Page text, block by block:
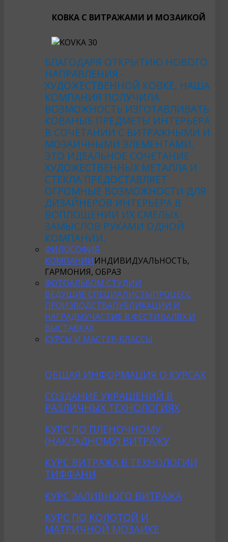
КОВКА С ВИТРАЖАМИ И МОЗАИКОЙ
БЛАГОДАРЯ ОТКРЫТИЮ НОВОГО
НАПРАВЛЕНИЯ -
ХУДОЖЕСТВЕННОЙ КОВКЕ, НАША
КОМПАНИЯ ПОЛУЧИЛА
ВОЗМОЖНОСТЬ ИЗГОТАВЛИВАТЬ
КОВАНЫЕ ПРЕДМЕТЫ ИНТЕРЬЕРА
В СОЧЕТАНИИ С ВИТРАЖНЫМИ И
МОЗАИЧНЫМИ ЭЛЕМЕНТАМИ.
ЭТО ИДЕАЛЬНОЕ СОЧЕТАНИЕ
ХУДОЖЕСТВЕННЫХ МЕТАЛЛА И
СТЕКЛА ПРЕДОСТАВЛЯЕТ
ОГРОМНЫЕ ВОЗМОЖНОСТИ ДЛЯ
ДИЗАЙНЕРОВ ИНТЕРЬЕРА В
ВОПЛОЩЕНИИ ИХ СМЕЛЫХ
ЗАМЫСЛОВ РУКАМИ ОДНОЙ
КОМПАНИИ.
ФИЛОСОФИЯ
КОМПАНИИИНДИВИДУАЛЬНОСТЬ,
ГАРМОНИЯ, ОБРАЗ
ФОТОАЛЬБОМ СТУДИИ
ВЕДУЩИЕ СПЕЦИАЛИСТЫПРОЦЕСС
ПРОИЗВОДСТВАПУБЛИКАЦИИ И
НАГРАДЫУЧАСТИЕ В ФЕСТИВАЛЯХ И
ВЫСТАВКАХ
КУРСЫ И МАСТЕР-КЛАССЫ
ОБЩАЯ ИНФОРМАЦИЯ О КУРСАХ
CОЗДАНИE УКРАШЕНИЙ В
РАЗЛИЧНЫХ ТЕХНОЛОГИЯХ
КУРС ПО ПЛЕНОЧНОМУ
(НАКЛАДНОМУ) ВИТРАЖУ
КУРС ВИТРАЖА В ТЕХНОЛОГИИ
ТИФФАНИ
КУРС ЗАЛИВНОГО ВИТРАЖА
КУРС ПО КОЛОТОЙ И
МАТРИЧНОЙ МОЗАИКЕ